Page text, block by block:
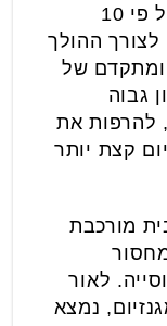
האחרונות נרשם בישראל זינוק של פי 10
לצורך ההולך
ומתקדם של
גבוה
להרפות את
קצת יותר
מורכבת
לאור
נמצא